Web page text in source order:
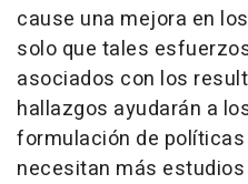
cause una mejora en
solo que tales
asociados con los
hallazgos ayudarán a
formulación de
necesitan más